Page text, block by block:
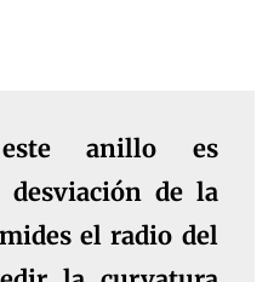
anillo es
de la
el radio del